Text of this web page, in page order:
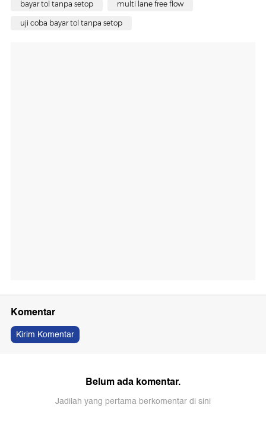
bayar tol tanpa setop multi lane free flow
uji coba bayar tol tanpa setop
Komentar
Kirim Komentar
Belum ada komentar.
Jadilah yang pertama berkomentar di sini